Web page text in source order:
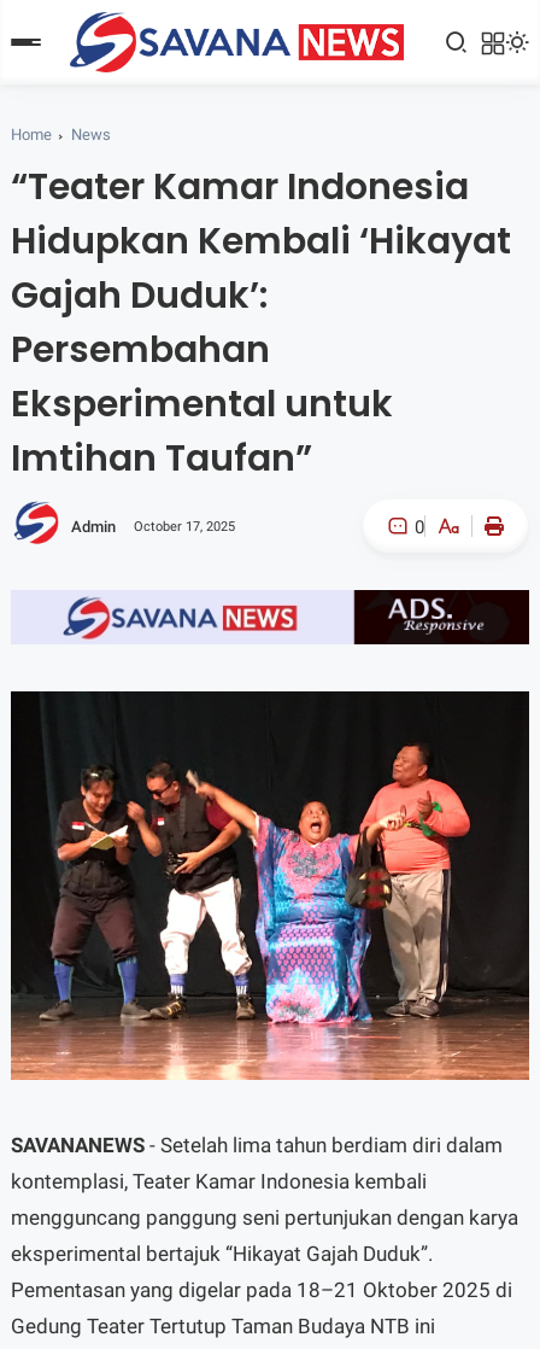
Home News
“Teater Kamar Indonesia
Hidupkan Kembali ‘Hikayat
Gajah Duduk’:
Persembahan
Eksperimental untuk
Imtihan Taufan”
Admin October 17, 2025 0
A- A+
SAVANANEWS- Setelah lima tahun berdiam diri dalam
kontemplasi, Teater Kamar Indonesia kembali
mengguncang panggung seni pertunjukan dengan karya
eksperimental bertajuk “Hikayat Gajah Duduk”.
Pementasan yang digelar pada 18–21 Oktober 2025 di
Gedung Teater Tertutup Taman Budaya NTB ini